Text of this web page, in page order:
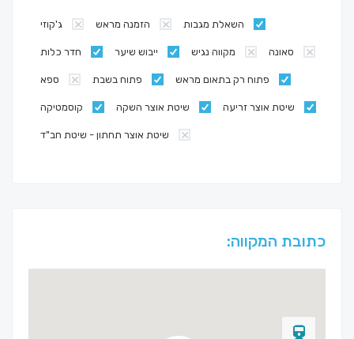
ג'קוזי הזמנה מראש השאלת מגבות
חדר כלות ייבוש שיער מקווה נגיש סאונה
ספא פתוח בשבת פתוח רק בתאום מראש
קוסמטיקה שיטת אוצר השקה שיטת אוצר זריעה
שיטת אוצר תחתון - שיטת חב"ד
כתובת המקווה: